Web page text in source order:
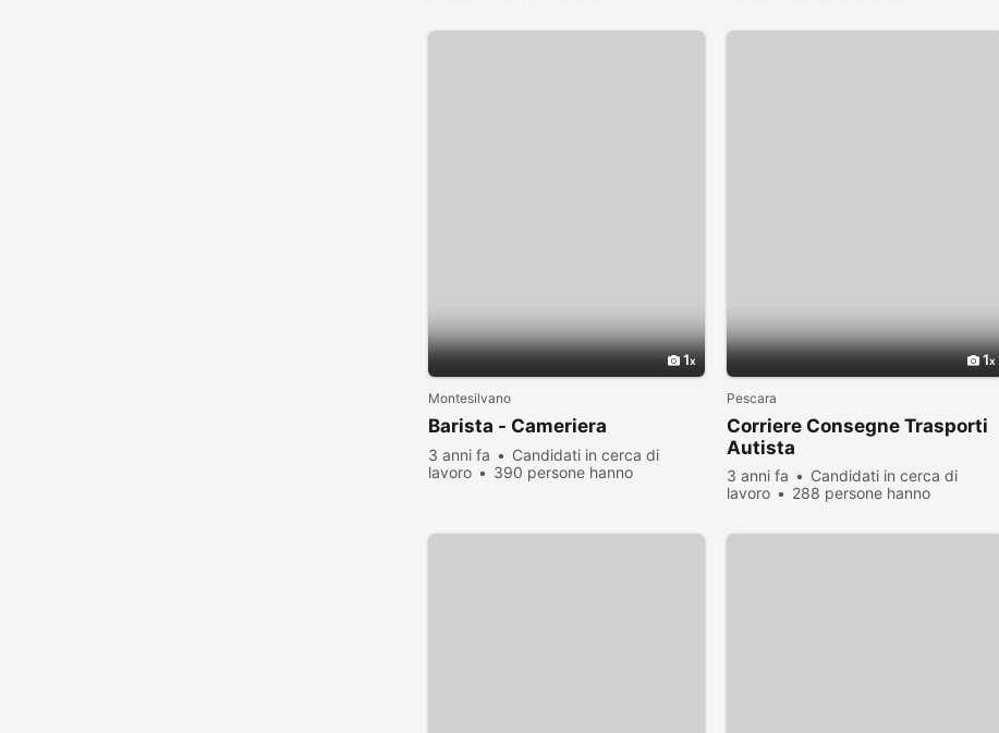
1
Montesilvano
Barista - Cameriera
3 anni fa
Candidati in cerca di
lavoro
390 persone hanno
1
Pescara
Corriere Consegne Trasporti
Autista
3 anni fa
Candidati in cerca di
lavoro
288 persone hanno